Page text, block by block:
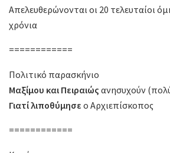
Απελευθερώνονται οι 20 τελευταίοι
χρόνια
============
Πολιτικό παρασκήνιο
Μαξίμου και Πειραιώς ανησυχούν
Γιατί λιποθύμησε ο Αρχιεπίσκοπος
============